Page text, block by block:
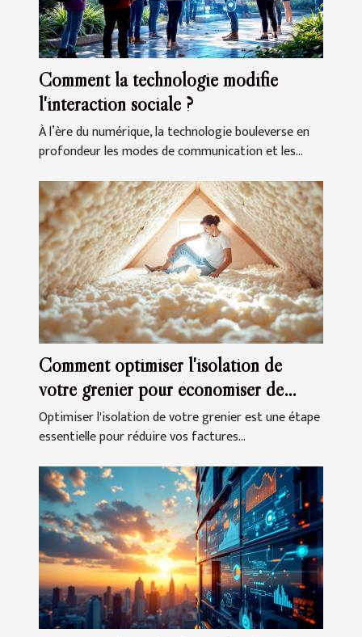
Comment la technologie modifie
l'interaction sociale ?
À l’ère du numérique, la technologie bouleverse en
profondeur les modes de communication et les...
Comment optimiser l'isolation de
votre grenier pour économiser de
l'énergie ?
Optimiser l'isolation de votre grenier est une étape
essentielle pour réduire vos factures...